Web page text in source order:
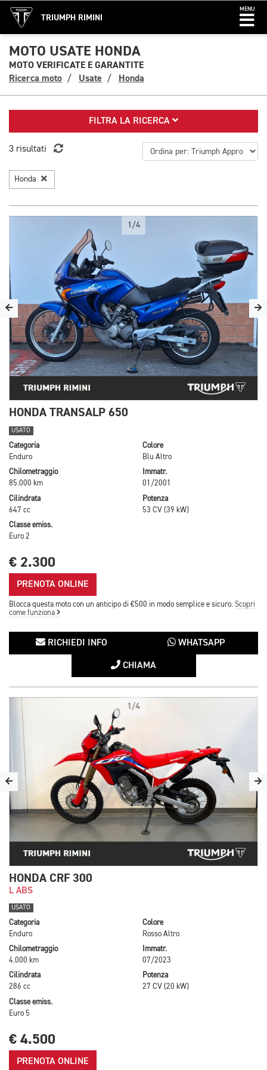
TRIUMPH RIMINI
MENU
MOTO USATE HONDA
MOTO VERIFICATE E GARANTITE
Ricerca moto
Usate Honda
FILTRA LA RICERCA
3 risultati
Honda
1/4
HONDA TRANSALP 650
USATO
Categoria
Enduro
Colore
Blu Altro
Chilometraggio
85.000 km
Immatr.
01/2001
Cilindrata
647 cc
Potenza
53 CV (39 kW)
Classe emiss.
Euro 2
€ 2.300
PRENOTA ONLINE
Blocca questa moto con un anticipo di €500 in modo semplice e sicuro. Scopri
come funziona
RICHIEDI INFO WHATSAPP
CHIAMA
1/4
HONDA CRF 300
L ABS
USATO
Categoria
Enduro
Colore
Rosso Altro
Chilometraggio
4.000 km
Immatr.
07/2023
Cilindrata
286 cc
Potenza
27 CV (20 kW)
Classe emiss.
Euro 5
€ 4.500
PRENOTA ONLINE